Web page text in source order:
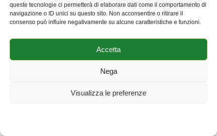
queste tecnologie ci permetterà di elaborare dati come il comportamento di
navigazione o ID unici su questo sito. Non acconsentire o ritirare il
consenso può influire negativamente su alcune caratteristiche e funzioni.
Accetta
Nega
Visualizza le preferenze
Giacomo Cillari
Per finestre orientate a est o ovest?
non si prenderà a riferimento le 12
(direzione Sud) ma l’orario in cui il